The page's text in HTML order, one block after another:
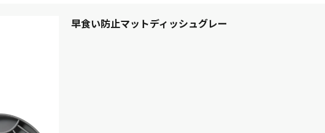
早食い防止マットディッシュグレー